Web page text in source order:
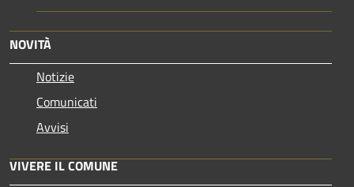
NOVITÀ
Notizie
Comunicati
Avvisi
VIVERE IL COMUNE